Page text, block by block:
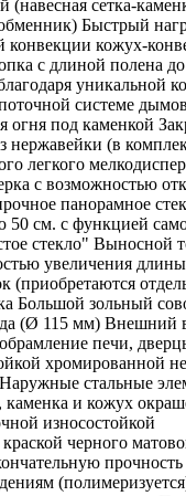
сетка-
Быстрый
конвекции кожух-
с длиной полена
уникальной
системе
огня под каменкой
нержавейки (в
легкого
с возможностью
панорамное
50 см. с функцией
стекло" Выносной
увеличения
(приобретаются
Большой зольный
(Ø 115 мм) Внешний
обрамление печи,
хромированной
стальные
каменка и кожух
износостойкой
черного
прочность